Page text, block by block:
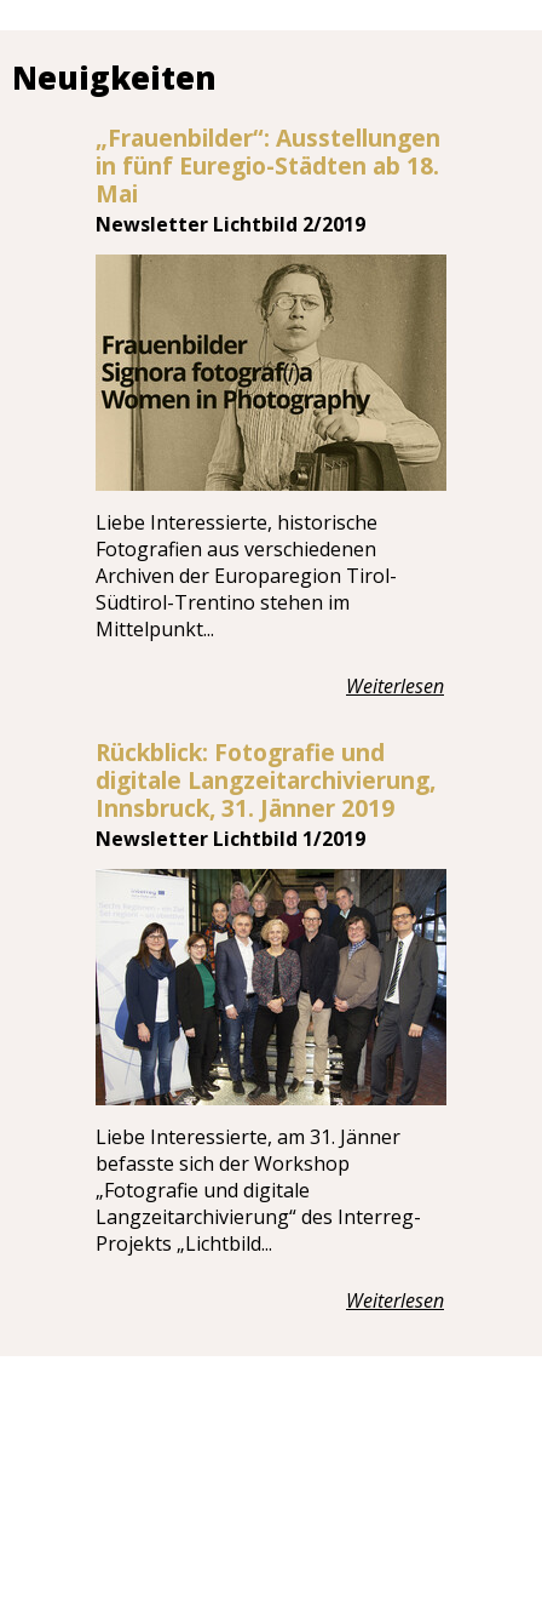
Neuigkeiten
„Frauenbilder“: Ausstellungen
in fünf Euregio-Städten ab 18.
Mai
Newsletter Lichtbild 2/2019
Liebe Interessierte, historische
Fotografien aus verschiedenen
Archiven der Europaregion Tirol-
Südtirol-Trentino stehen im
Mittelpunkt...
Weiterlesen
Rückblick: Fotografie und
digitale Langzeitarchivierung,
Innsbruck, 31. Jänner 2019
Newsletter Lichtbild 1/2019
Liebe Interessierte, am 31. Jänner
befasste sich der Workshop
„Fotografie und digitale
Langzeitarchivierung“ des Interreg-
Projekts „Lichtbild...
Weiterlesen